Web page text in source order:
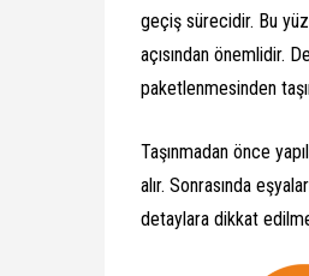
geçiş sürecidir. Bu
açısından önemlidir.
paketlenmesinden
Taşınmadan önce
alır. Sonrasında
detaylara dikkat